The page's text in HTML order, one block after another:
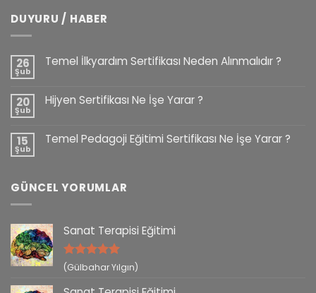
DUYURU / HABER
26
Şub
Temel İlkyardım Sertifikası Neden Alınmalıdır ?
20
Şub
Hijyen Sertifikası Ne İşe Yarar ?
15
Şub
Temel Pedagoji Eğitimi Sertifikası Ne İşe Yarar ?
GÜNCEL YORUMLAR
Sanat Terapisi Eğitimi
5 üzerinden
(Gülbahar Yılgın)